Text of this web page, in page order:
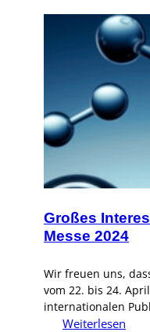
für
Großes
Messe 2024
Wir freuen uns,
vom 22. bis 24.
internationalen
Weiterlesen